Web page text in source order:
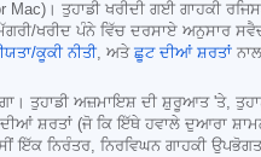
Mac)। ਤੁਹਾਡੀ ਖਰੀਦੀ ਗਈ ਗਾਹਕੀ
ਖਰੀਦ ਪੰਨੇ ਵਿੱਚ ਦਰਸਾਏ ਅਨੁਸਾਰ
ਕੂਕੀ ਨੀਤੀ, ਅਤੇ ਛੂਟ ਦੀਆਂ ਸ਼ਰਤਾਂ
ਤੁਹਾਡੀ ਅਜ਼ਮਾਇਸ਼ ਦੀ ਸ਼ੁਰੂਆਤ 'ਤੇ,
ਸ਼ਰਤਾਂ (ਜੋ ਕਿ ਇੱਥੇ ਹਵਾਲੇ ਦੁਆਰਾ
ਨਿਰੰਤਰ, ਨਿਰਵਿਘਨ ਗਾਹਕੀ